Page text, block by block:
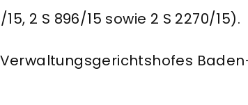
2 S 896/15 sowie 2 S 2270/15).